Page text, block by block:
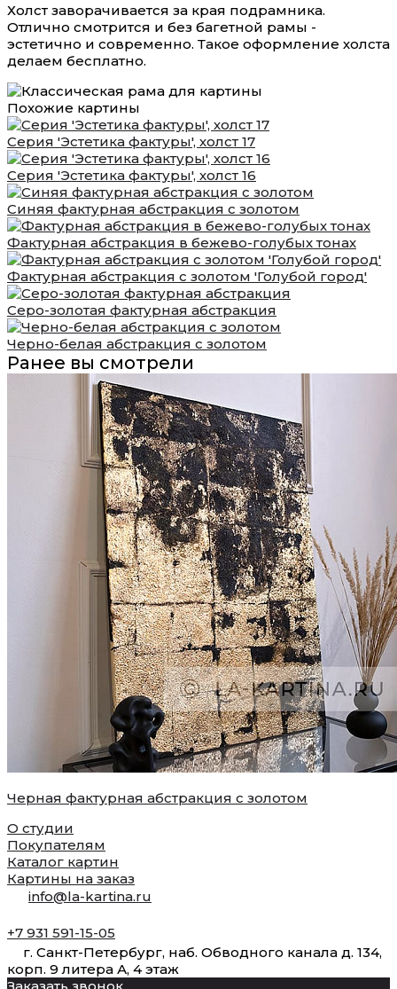
Холст заворачивается за края подрамника.
Отлично смотрится и без багетной рамы -
эстетично и современно. Такое оформление холста
делаем бесплатно.
Похожие картины
Серия 'Эстетика фактуры', холст 17
Серия 'Эстетика фактуры', холст 16
Синяя фактурная абстракция с золотом
Фактурная абстракция в бежево-голубых тонах
Фактурная абстракция с золотом 'Голубой город'
Серо-золотая фактурная абстракция
Черно-белая абстракция с золотом
Ранее вы смотрели
Черная фактурная абстракция с золотом
О студии
Покупателям
Каталог картин
Картины на заказ
info@la-kartina.ru
+7 931 591-15-05
г. Санкт-Петербург, наб. Обводного канала д. 134,
корп. 9 литера А, 4 этаж